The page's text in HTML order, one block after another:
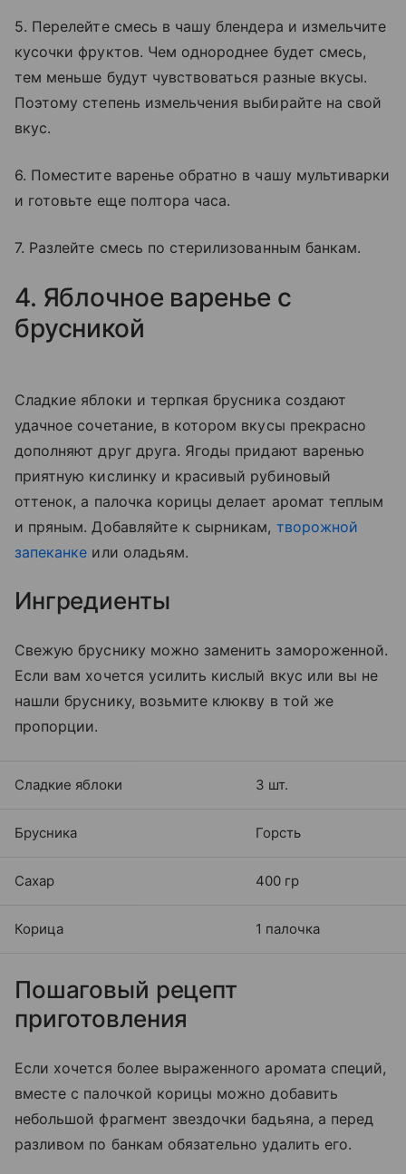
5. Перелейте смесь в чашу блендера и измельчите
кусочки фруктов. Чем однороднее будет смесь,
тем меньше будут чувствоваться разные вкусы.
Поэтому степень измельчения выбирайте на свой
вкус.
6. Поместите варенье обратно в чашу мультиварки
и готовьте еще полтора часа.
7. Разлейте смесь по стерилизованным банкам.
4. Яблочное варенье с
брусникой
Сладкие яблоки и терпкая брусника создают
удачное сочетание, в котором вкусы прекрасно
дополняют друг друга. Ягоды придают варенью
приятную кислинку и красивый рубиновый
оттенок, а палочка корицы делает аромат теплым
и пряным. Добавляйте к сырникам, творожной
запеканке или оладьям.
Ингредиенты
Свежую бруснику можно заменить замороженной.
Если вам хочется усилить кислый вкус или вы не
нашли бруснику, возьмите клюкву в той же
пропорции.
Сладкие яблоки 3 шт.
Брусника Горсть
Сахар 400 гр
Корица 1 палочка
Пошаговый рецепт
приготовления
Если хочется более выраженного аромата специй,
вместе с палочкой корицы можно добавить
небольшой фрагмент звездочки бадьяна, а перед
разливом по банкам обязательно удалить его.